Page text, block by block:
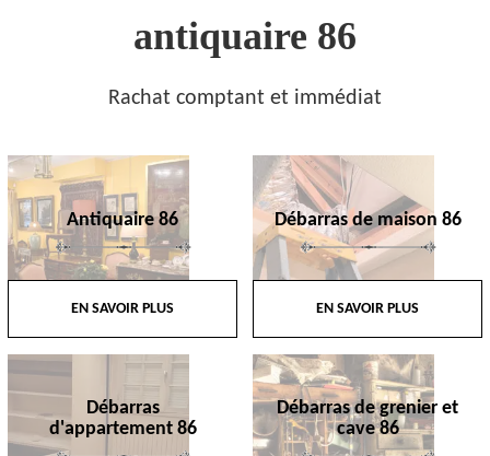
antiquaire 86
Rachat comptant et immédiat
Antiquaire 86
EN SAVOIR PLUS
Débarras de maison 86
EN SAVOIR PLUS
Débarras
d'appartement 86
Débarras de grenier et
cave 86